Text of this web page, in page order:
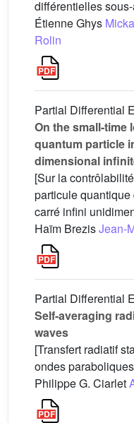
différentielles
Étienne Ghys
Rolin
Partial Differential
On the small-time
quantum particle
dimensional
[Sur la
particule
carré infini
Haïm BrezisJean-
Partial Differential
Self-averaging
waves
[Transfert radiatif
ondes
Philippe G. Ciarlet